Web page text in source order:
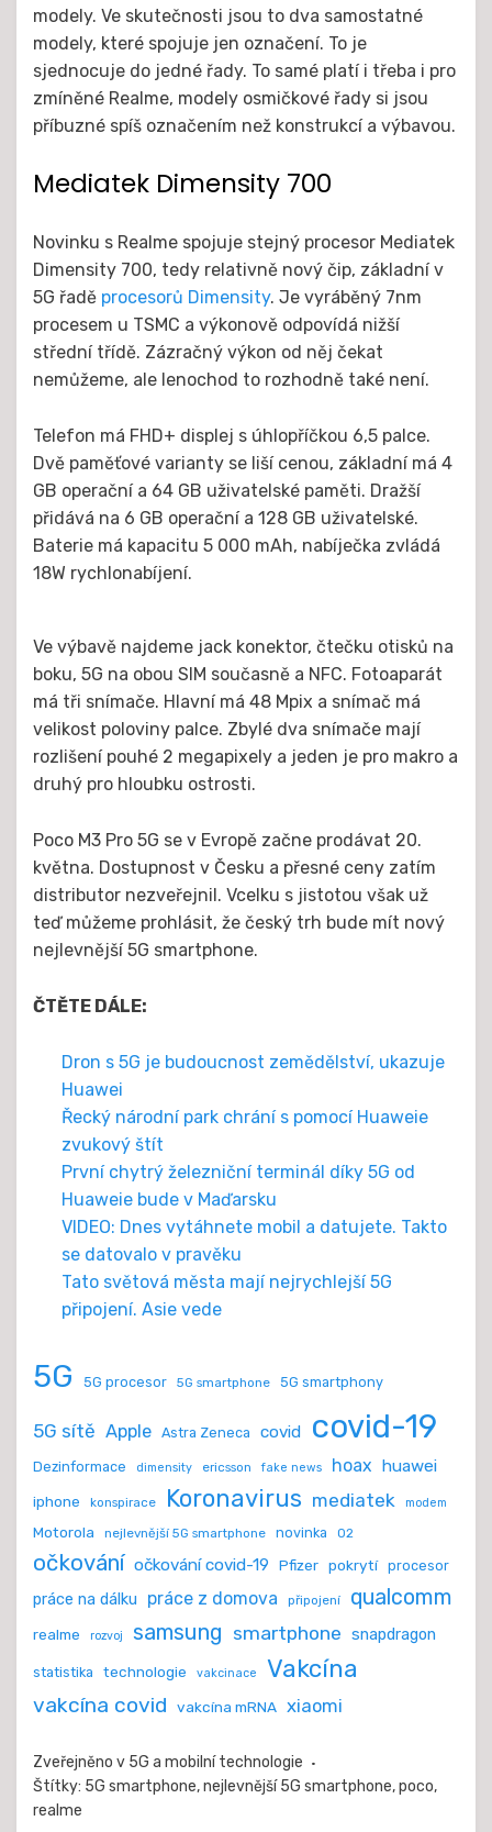
modely. Ve skutečnosti jsou to dva samostatné
modely, které spojuje jen označení. To je
sjednocuje do jedné řady. To samé platí i třeba i pro
zmíněné Realme, modely osmičkové řady si jsou
příbuzné spíš označením než konstrukcí a výbavou.
Mediatek Dimensity 700
Novinku s Realme spojuje stejný procesor Mediatek
Dimensity 700, tedy relativně nový čip, základní v
5G řadě procesorů Dimensity. Je vyráběný 7nm
procesem u TSMC a výkonově odpovídá nižší
střední třídě. Zázračný výkon od něj čekat
nemůžeme, ale lenochod to rozhodně také není.
Telefon má FHD+ displej s úhlopříčkou 6,5 palce.
Dvě paměťové varianty se liší cenou, základní má 4
GB operační a 64 GB uživatelské paměti. Dražší
přidává na 6 GB operační a 128 GB uživatelské.
Baterie má kapacitu 5 000 mAh, nabíječka zvládá
18W rychlonabíjení.
Ve výbavě najdeme jack konektor, čtečku otisků na
boku, 5G na obou SIM současně a NFC. Fotoaparát
má tři snímače. Hlavní má 48 Mpix a snímač má
velikost poloviny palce. Zbylé dva snímače mají
rozlišení pouhé 2 megapixely a jeden je pro makro a
druhý pro hloubku ostrosti.
Poco M3 Pro 5G se v Evropě začne prodávat 20.
května. Dostupnost v Česku a přesné ceny zatím
distributor nezveřejnil. Vcelku s jistotou však už
teď můžeme prohlásit, že český trh bude mít nový
nejlevnější 5G smartphone.
ČTĚTE DÁLE:
Dron s 5G je budoucnost zemědělství, ukazuje
Huawei
Řecký národní park chrání s pomocí Huaweie
zvukový štít
První chytrý železniční terminál díky 5G od
Huaweie bude v Maďarsku
VIDEO: Dnes vytáhnete mobil a datujete. Takto
se datovalo v pravěku
Tato světová města mají nejrychlejší 5G
připojení. Asie vede
5G 5G procesor 5G smartphone 5G smartphony
5G sítě Apple Astra Zeneca covid covid-19
Dezinformace dimensity ericsson fake news hoax huawei
iphone konspirace Koronavirus mediatek modem
Motorola nejlevnější 5G smartphone novinka O2
očkování očkování covid-19 Pfizer pokrytí procesor
práce na dálku práce z domova připojení qualcomm
realme rozvoj samsung smartphone snapdragon
statistika technologie vakcinace Vakcína
vakcína covid vakcína mRNA xiaomi
Zveřejněno v 5G a mobilní technologie
Štítky: 5G smartphone,nejlevnější 5G smartphone,poco,
realme